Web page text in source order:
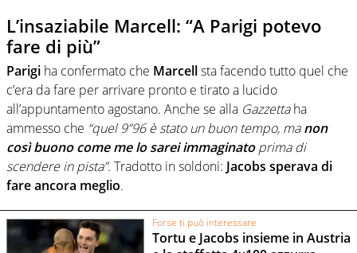
L’insaziabile Marcell: “A Parigi potevo
fare di più”
Parigi ha confermato che Marcellsta facendo tutto quel che
c’era da fare per arrivare pronto e tirato a lucido
all’appuntamento agostano. Anche se alla Gazzettaha
ammesso che “quel 9”96 è stato un buon tempo, manon
così buono come me lo sarei immaginatoprima di
scendere in pista”. Tradotto in soldoni: Jacobs sperava di
fare ancora meglio.
Forse ti può interessare
Tortu e Jacobs insieme in Austria